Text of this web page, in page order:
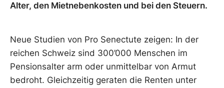
Alter, den Mietnebenkosten und bei den Steuern.
Neue Studien von Pro Senectute zeigen: In der
reichen Schweiz sind 300’000 Menschen im
Pensionsalter arm oder unmittelbar von Armut
bedroht. Gleichzeitig geraten die Renten unter